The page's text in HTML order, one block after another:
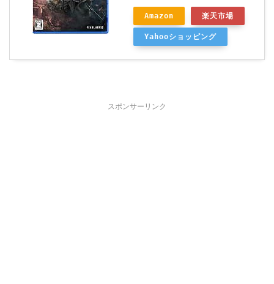
Amazon 楽天市場
Yahooショッピング
スポンサーリンク